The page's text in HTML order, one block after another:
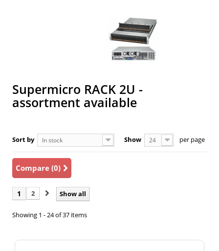
Supermicro RACK 2U -
assortment available
Sort by In stock Show 24 per page
Compare (0)
Show all
1 2
Showing 1 - 24 of 37 items